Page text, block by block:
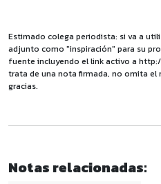
Estimado colega periodista: si va a
adjunto como "inspiración" para su
fuente incluyendo el link activo a
trata de una nota firmada, no omita el
gracias.
Notas relacionadas: